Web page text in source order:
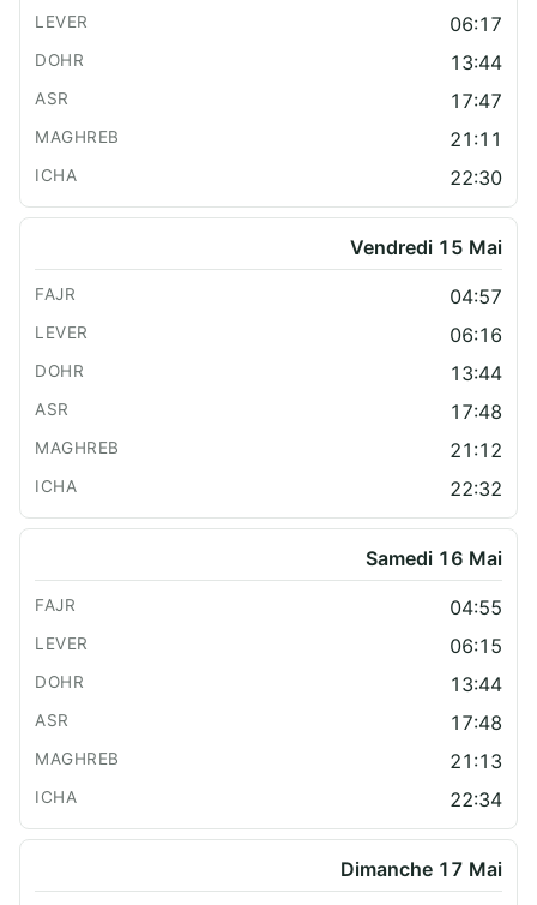
06:17
13:44
17:47
21:11
22:30
Vendredi 15 Mai
04:57
06:16
13:44
17:48
21:12
22:32
Samedi 16 Mai
04:55
06:15
13:44
17:48
21:13
22:34
Dimanche 17 Mai